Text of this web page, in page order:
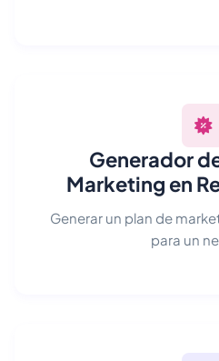
Generador
Marketing en
Generar un plan de
para un